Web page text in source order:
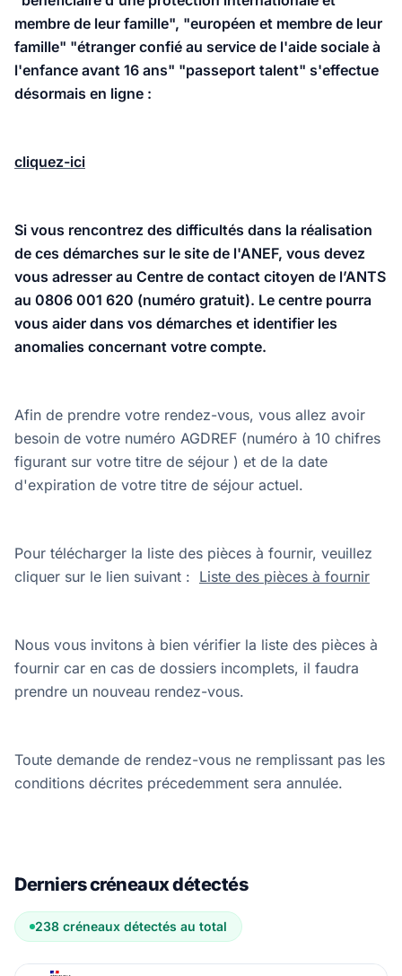
membre de leur famille", "européen et membre de leur
famille" "étranger confié au service de l'aide sociale à
l'enfance avant 16 ans" "passeport talent" s'effectue
désormais en ligne :
cliquez-ici
Si vous rencontrez des difficultés dans la réalisation
de ces démarches sur le site de l'ANEF, vous devez
vous adresser au Centre de contact citoyen de l’ANTS
au 0806 001 620 (numéro gratuit). Le centre pourra
vous aider dans vos démarches et identifier les
anomalies concernant votre compte.
Afin de prendre votre rendez-vous, vous allez avoir
besoin de votre numéro AGDREF (numéro à 10 chifres
figurant sur votre titre de séjour ) et de la date
d'expiration de votre titre de séjour actuel.
Pour télécharger la liste des pièces à fournir, veuillez
cliquer sur le lien suivant : Liste des pièces à fournir
Nous vous invitons à bien vérifier la liste des pièces à
fournir car en cas de dossiers incomplets, il faudra
prendre un nouveau rendez-vous.
Toute demande de rendez-vous ne remplissant pas les
conditions décrites précedemment sera annulée.
Derniers créneaux détectés
238 créneaux détectés au total